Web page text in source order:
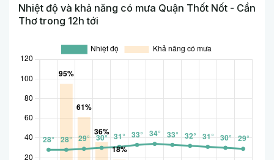
Nhiệt độ và khả năng có mưa Quận Thốt Nốt - Cần
Thơ trong 12h tới